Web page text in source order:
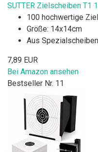
SUTTER Zielscheiben T1
100 hochwertige
Größe: 14x14cm
Aus
7,89 EUR
Bei Amazon ansehen
Bestseller Nr. 11